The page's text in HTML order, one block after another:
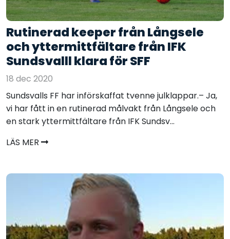
Rutinerad keeper från Långsele
och yttermittfältare från IFK
Sundsvalll klara för SFF
18 dec 2020
Sundsvalls FF har införskaffat tvenne julklappar.– Ja,
vi har fått in en rutinerad målvakt från Långsele och
en stark yttermittfältare från IFK Sundsv...
LÄS MER